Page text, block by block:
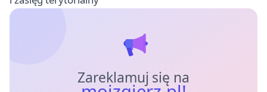
Zareklamuj się na